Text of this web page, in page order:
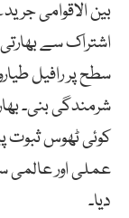
بین الاقوامی
اشتراک سے
سطح پر رافیل
شرمندگی بنی۔
کوئی ٹھوس ثبوت
عملی اور عالمی
دیا۔